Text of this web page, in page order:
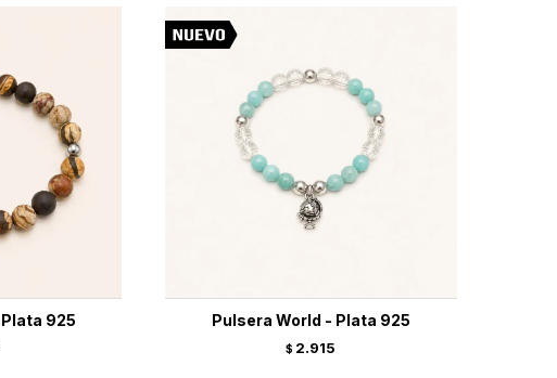
925 Pulsera World - Plata 925
$ 2.915